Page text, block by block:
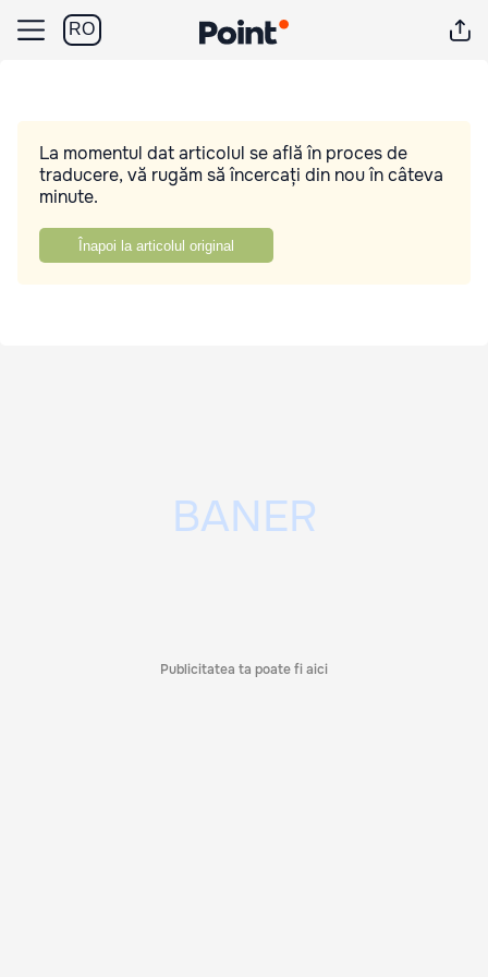
RO
La momentul dat articolul se află în proces de
traducere, vă rugăm să încercați din nou în câteva
minute.
Înapoi la articolul original
Publicitatea ta poate fi aici